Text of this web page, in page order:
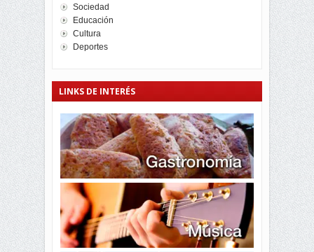
Sociedad
Educación
Cultura
Deportes
LINKS DE INTERÉS